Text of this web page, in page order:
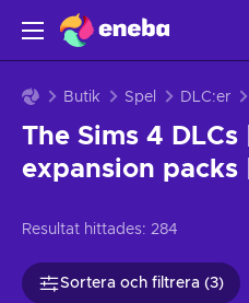
Butik Spel DLC:er
The Sims 4 DLCs
expansion packs
Resultat hittades: 284
Sortera och filtrera (3)